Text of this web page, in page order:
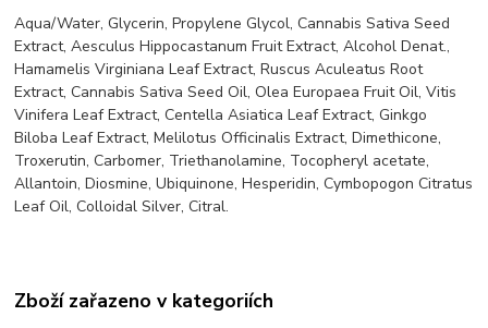
Aqua/Water, Glycerin, Propylene Glycol, Cannabis Sativa Seed
Extract, Aesculus Hippocastanum Fruit Extract, Alcohol Denat.,
Hamamelis Virginiana Leaf Extract, Ruscus Aculeatus Root
Extract, Cannabis Sativa Seed Oil, Olea Europaea Fruit Oil, Vitis
Vinifera Leaf Extract, Centella Asiatica Leaf Extract, Ginkgo
Biloba Leaf Extract, Melilotus Officinalis Extract, Dimethicone,
Troxerutin, Carbomer, Triethanolamine, Tocopheryl acetate,
Allantoin, Diosmine, Ubiquinone, Hesperidin, Cymbopogon Citratus
Leaf Oil, Colloidal Silver, Citral.
Zboží zařazeno v kategoriích